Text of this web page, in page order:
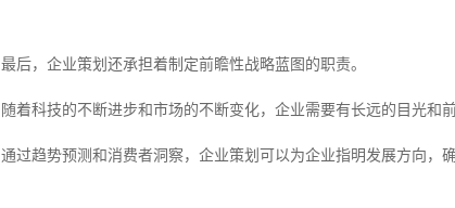
最后，企业策划还承担着制定前瞻性战略蓝图的职责。
随着科技的不断进步和市场的不断变化，企业需要有长远的目光和
通过趋势预测和消费者洞察，企业策划可以为企业指明发展方向，